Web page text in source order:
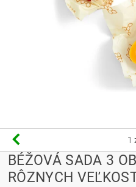
1
BÉŽOVÁ SADA 3
RÔZNYCH